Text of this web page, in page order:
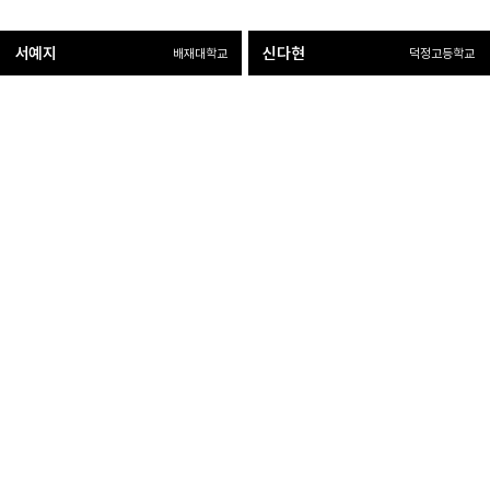
서예지 배재대학교 신다현 덕정고등학교